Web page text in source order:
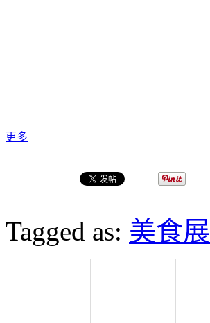
更多
Tagged as: 美食展